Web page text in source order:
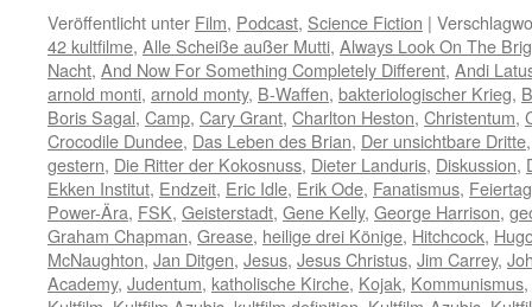
Veröffentlicht unter Film, Podcast, Science Fiction |
42 kultfilme, Alle Scheiße außer Mutti, Always Look On The
Nacht, And Now For Something Completely Different, Andi
arnold monti, arnold monty, B-Waffen, bakteriologischer Krieg,
Boris Sagal, Camp, Cary Grant, Charlton Heston, Christentum,
Crocodile Dundee, Das Leben des Brian, Der unsichtbare Dritte
gestern, Die Ritter der Kokosnuss, Dieter Landuris, Diskussion,
Ekken Institut, Endzeit, Eric Idle, Erik Ode, Fanatismus,
Power-Ära, FSK, Geisterstadt, Gene Kelly, George Harrison,
Graham Chapman, Grease, heilige drei Könige, Hitchcock,
McNaughton, Jan Ditgen, Jesus, Jesus Christus, Jim Carrey,
Academy, Judentum, katholische Kirche, Kojak, Kommunismus,